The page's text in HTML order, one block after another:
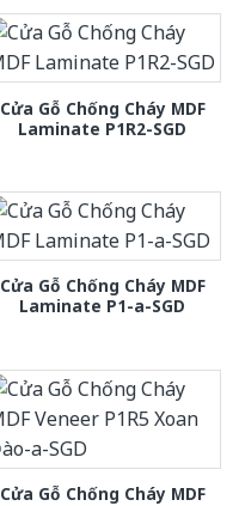
Cửa Gỗ Chống Cháy MDF
Laminate P1R2-SGD
Cửa Gỗ Chống Cháy MDF
Laminate P1-a-SGD
Cửa Gỗ Chống Cháy MDF